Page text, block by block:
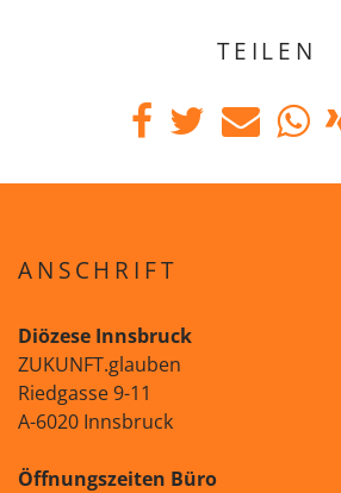
TEILEN
ANSCHRIFT
Diözese Innsbruck
ZUKUNFT.glauben
Riedgasse 9-11
A-6020 Innsbruck
Öffnungszeiten Büro